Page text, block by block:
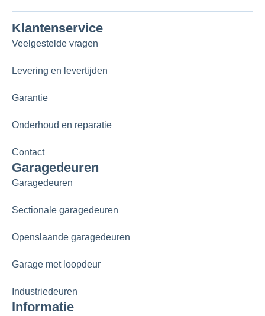
Klantenservice
Veelgestelde vragen
Levering en levertijden
Garantie
Onderhoud en reparatie
Contact
Garagedeuren
Garagedeuren
Sectionale garagedeuren
Openslaande garagedeuren
Garage met loopdeur
Industriedeuren
Informatie